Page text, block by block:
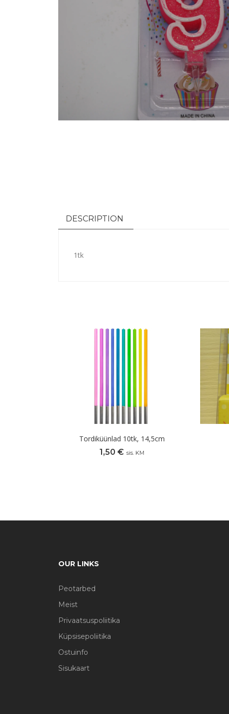
DESCRIPTION
1tk
Tordiküünlad 10tk, 14,5cm
1,50 € sis. KM
OUR LINKS
Peotarbed
Meist
Privaatsuspoliitika
Küpsisepoliitika
Ostuinfo
Sisukaart